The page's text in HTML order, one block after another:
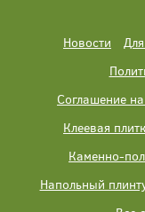
Новости
Соглашение
Клеевая
Каменно-
Напольный